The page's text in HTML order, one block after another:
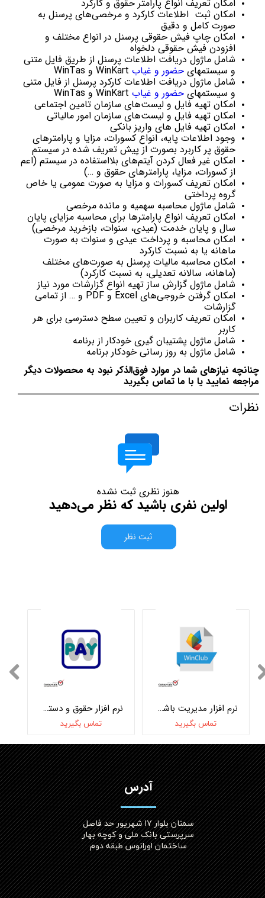
امکان تعریف انواع پارامتر حقوق و کارکرد
امکان ثبت اطلاعات کارکرد و مرخصی‌های پرسنل به
صورت کامل و دقیق
امکان چاپ فیش حقوقی پرسنل در انواع مختلف و
افزودن فیش حقوقی دلخواه
شامل ماژول دریافت اطلاعات پرسنل از طریق فایل متنی
و سیستمهای حضور و غیاب
شامل ماژول دریافت اطلاعات کارکرد پرسنل از فایل متنی
و سیستمهای حضور و غیاب
امکان تهیه فایل و لیست‌های سازمان تامین اجتماعی
امکان تهیه فایل و لیست‌های سازمان امور مالیاتی
امکان تهیه فایل های واریز بانکی
وجود اطلاعات پایه، انواع کسورات، مزایا و پارامترهای
حقوق پر کاربرد بصورت از پیش تعریف شده در سیستم
امکان غیر فعال کردن آیتم‌های بلااستفاده در سیستم (اعم
از کسورات، مزایا، پارامترهای حقوق و …)
امکان تعریف کسورات و مزایا به صورت عمومی یا خاص
گروه پرداختی
شامل ماژول محاسبه سهمیه و مانده مرخصی
امکان تعریف انواع پارامترها برای محاسبه مزایای پایان
سال و پایان خدمت (عیدی، سنوات، بازخرید مرخصی)
امکان محاسبه و پرداخت عیدی و سنوات به صورت
ماهانه یا به نسبت کارکرد
امکان محاسبه مالیات پرسنل به صورت‌های مختلف
(ماهانه، سالانه تعدیلی، به نسبت کارکرد)
شامل ماژول گزارش ساز تهیه انواع گزارشات مورد نیاز
امکان گرفتن خروجی‌های Excel و PDF و … از تمامی
گزارشات
امکان تعریف کاربران و تعیین سطح دسترسی برای هر
کاربر
شامل ماژول پشتیبان گیری خودکار از برنامه
شامل ماژول به روز رسانی خودکار برنامه
چنانچه نیازهای شما در موارد فوق‌الذکر نبود به محصولات دیگر
مراجعه نمایید یا با ما تماس بگیرید
نظرات
هنوز نظری ثبت نشده
اولین نفری باشید که نظر می‌دهید
ثبت نظر
نرم افزار حقوق و دستمزد WinPay
تماس بگیرید
نرم افزار مدیریت باشگاه WinClub
تماس بگیرید
آدرس
سمنان بلوار ۱۷ شهریور حد فاصل
سرپرستی بانک ملی و کوچه بهار
ساختمان اورانوس طبقه دوم